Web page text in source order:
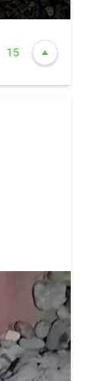
15